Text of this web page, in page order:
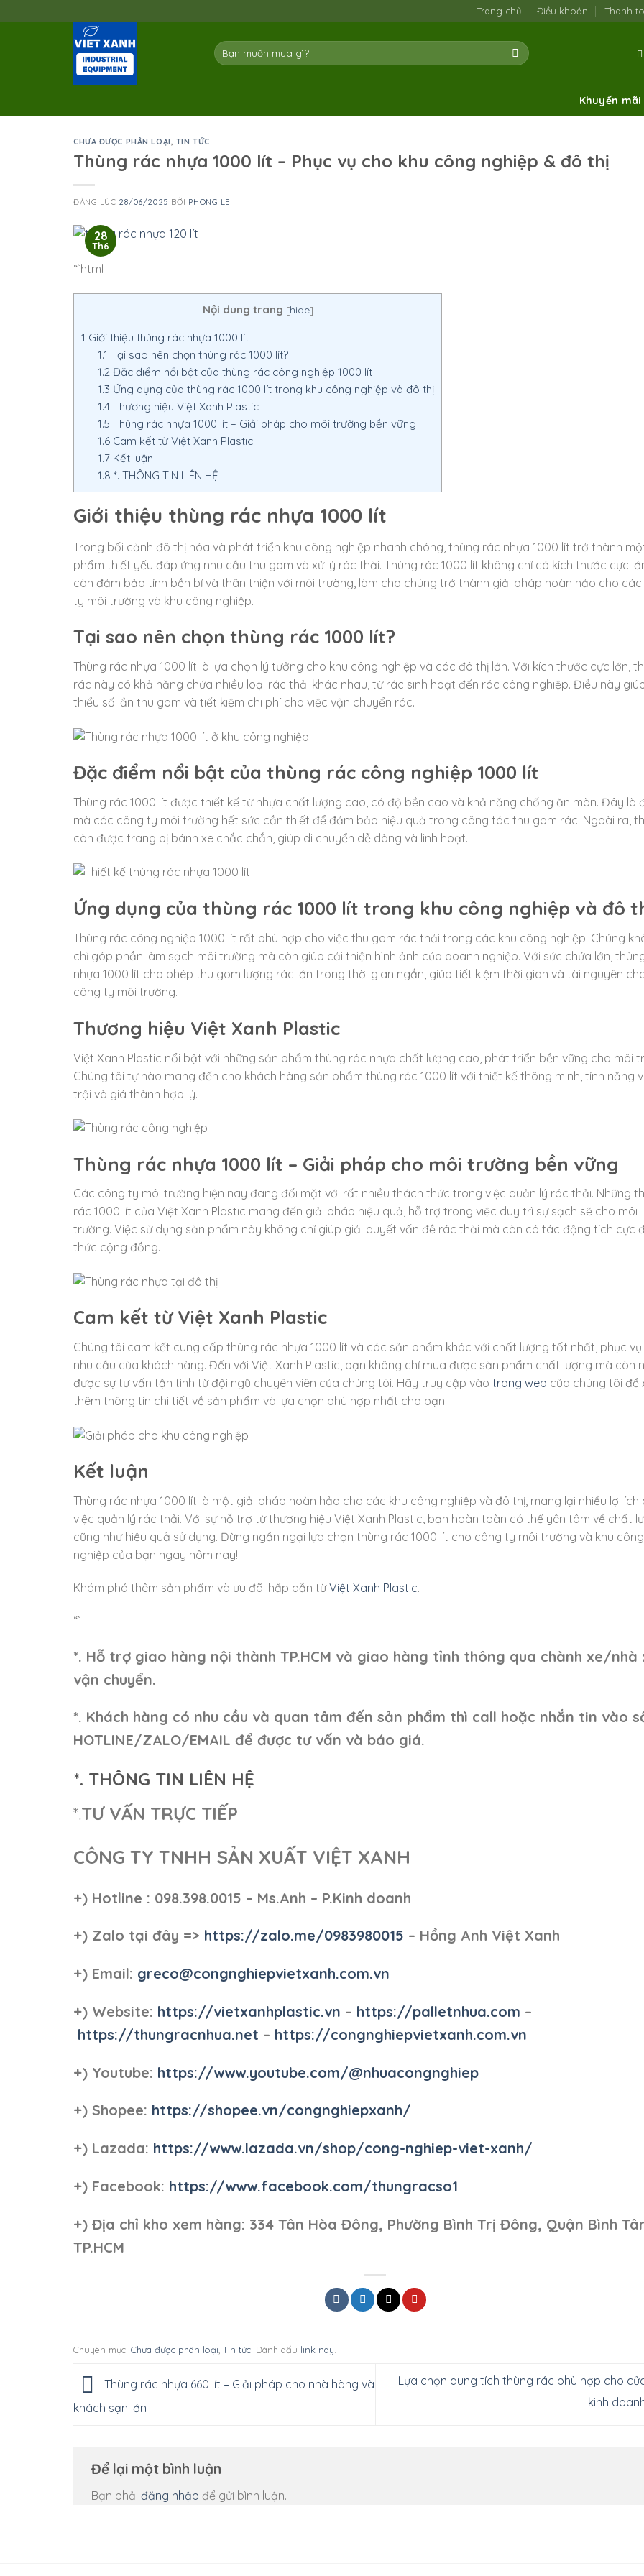
to
Trang chủ Điều khoản Thanh
Tìm
kiếm:
Khuyến mãi
CHƯA ĐƯỢC PHÂN LOẠI, TIN TỨC
Thùng rác nhựa 1000 lít – Phục vụ cho khu công nghiệp & đô thị
ĐĂNG LÚC 28/06/2025 BỞI PHONG LE
28
Th6
“`html
Nội dung trang [hide]
1 Giới thiệu thùng rác nhựa 1000 lít
1.1 Tại sao nên chọn thùng rác 1000 lít?
1.2Đặc điểm nổi bật của thùng rác công nghiệp 1000 lít
1.3 Ứng dụng của thùng rác 1000 lít trong khu công nghiệp và đô thị
1.4Thương hiệu Việt Xanh Plastic
1.5 Thùng rác nhựa 1000 lít – Giải pháp cho môi trường bền vững
1.6Cam kết từ Việt Xanh Plastic
1.7Kết luận
1.8 *. THÔNG TIN LIÊN HỆ
Giới thiệu thùng rác nhựa 1000 lít
Trong bối cảnh đô thị hóa và phát triển khu công nghiệp nhanh chóng, thùng rác nhựa 1000 lít trở thành
phẩm thiết yếu đáp ứng nhu cầu thu gom và xử lý rác thải. Thùng rác 1000 lít không chỉ có kích thước cực
còn đảm bảo tính bền bỉ và thân thiện với môi trường, làm cho chúng trở thành giải pháp hoàn hảo cho
ty môi trường và khu công nghiệp.
Tại sao nên chọn thùng rác 1000 lít?
Thùng rác nhựa 1000 lít là lựa chọn lý tưởng cho khu công nghiệp và các đô thị lớn. Với kích thước cực lớn,
rác này có khả năng chứa nhiều loại rác thải khác nhau, từ rác sinh hoạt đến rác công nghiệp. Điều này
thiểu số lần thu gom và tiết kiệm chi phí cho việc vận chuyển rác.
Đặc điểm nổi bật của thùng rác công nghiệp 1000 lít
Thùng rác 1000 lít được thiết kế từ nhựa chất lượng cao, có độ bền cao và khả năng chống ăn mòn. Đây là
mà các công ty môi trường hết sức cần thiết để đảm bảo hiệu quả trong công tác thu gom rác. Ngoài ra,
còn được trang bị bánh xe chắc chắn, giúp di chuyển dễ dàng và linh hoạt.
Ứng dụng của thùng rác 1000 lít trong khu công nghiệp và đô
Thùng rác công nghiệp 1000 lít rất phù hợp cho việc thu gom rác thải trong các khu công nghiệp. Chúng
chỉ góp phần làm sạch môi trường mà còn giúp cải thiện hình ảnh của doanh nghiệp. Với sức chứa lớn,
nhựa 1000 lít cho phép thu gom lượng rác lớn trong thời gian ngắn, giúp tiết kiệm thời gian và tài nguyên
công ty môi trường.
Thương hiệu Việt Xanh Plastic
Việt Xanh Plastic nổi bật với những sản phẩm thùng rác nhựa chất lượng cao, phát triển bền vững cho môi
Chúng tôi tự hào mang đến cho khách hàng sản phẩm thùng rác 1000 lít với thiết kế thông minh, tính năng
trội và giá thành hợp lý.
Thùng rác nhựa 1000 lít – Giải pháp cho môi trường bền vững
Các công ty môi trường hiện nay đang đối mặt với rất nhiều thách thức trong việc quản lý rác thải. Những
rác 1000 lít của Việt Xanh Plastic mang đến giải pháp hiệu quả, hỗ trợ trong việc duy trì sự sạch sẽ cho môi
trường. Việc sử dụng sản phẩm này không chỉ giúp giải quyết vấn đề rác thải mà còn có tác động tích cực
thức cộng đồng.
Cam kết từ Việt Xanh Plastic
Chúng tôi cam kết cung cấp thùng rác nhựa 1000 lít và các sản phẩm khác với chất lượng tốt nhất, phục
nhu cầu của khách hàng. Đến với Việt Xanh Plastic, bạn không chỉ mua được sản phẩm chất lượng mà còn
được sự tư vấn tận tình từ đội ngũ chuyên viên của chúng tôi. Hãy truy cập vào trang web của chúng tôi để
thêm thông tin chi tiết về sản phẩm và lựa chọn phù hợp nhất cho bạn.
Kết luận
Thùng rác nhựa 1000 lít là một giải pháp hoàn hảo cho các khu công nghiệp và đô thị, mang lại nhiều lợi ích
việc quản lý rác thải. Với sự hỗ trợ từ thương hiệu Việt Xanh Plastic, bạn hoàn toàn có thể yên tâm về chất
cũng như hiệu quả sử dụng. Đừng ngần ngại lựa chọn thùng rác 1000 lít cho công ty môi trường và khu công
nghiệp của bạn ngay hôm nay!
Khám phá thêm sản phẩm và ưu đãi hấp dẫn từViệt Xanh Plastic.
“`
*. Hỗ trợ giao hàng nội thành TP.HCM và giao hàng tỉnh thông qua chành xe/nhà
vận chuyển.
*. Khách hàng có nhu cầu và quan tâm đến sản phẩm thì call hoặc nhắn tin vào
HOTLINE/ZALO/EMAIL để được tư vấn và báo giá.
*. THÔNG TIN LIÊN HỆ
*.TƯ VẤN TRỰC TIẾP
CÔNG TY TNHH SẢN XUẤT VIỆT XANH
+) Hotline : 098.398.0015 – Ms.Anh – P.Kinh doanh
+) Zalo tại đây => https://zalo.me/0983980015 – Hồng Anh Việt Xanh
+) Email: greco@congnghiepvietxanh.com.vn
+) Website: https://vietxanhplastic.vn – https://palletnhua.com –
https://thungracnhua.net – https://congnghiepvietxanh.com.vn
+) Youtube: https://www.youtube.com/@nhuacongnghiep
+) Shopee: https://shopee.vn/congnghiepxanh/
+) Lazada: https://www.lazada.vn/shop/cong-nghiep-viet-xanh/
+) Facebook: https://www.facebook.com/thungracso1
+) Địa chỉ kho xem hàng: 334 Tân Hòa Đông, Phường Bình Trị Đông, Quận Bình
TP.HCM
Chuyên mục: Chưa được phân loại, Tin tức. Đánh dấu link này.
Thùng rác nhựa 660 lít – Giải pháp cho nhà hàng và
khách sạn lớn
Lựa chọn dung tích thùng rác phù hợp cho
kinh
Để lại một bình luận
Bạn phải đăng nhập để gửi bình luận.